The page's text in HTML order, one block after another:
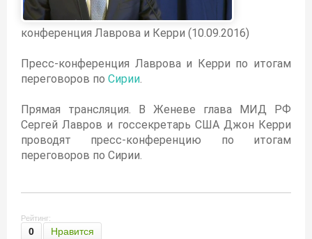
конференция Лаврова и Керри (10.09.2016)
Пресс-конференция Лаврова и Керри по итогам
переговоров по Сирии.
Прямая трансляция. В Женеве глава МИД РФ
Сергей Лавров и госсекретарь США Джон Керри
проводят пресс-конференцию по итогам
переговоров по Сирии.
Рейтинг:
0 Нравится